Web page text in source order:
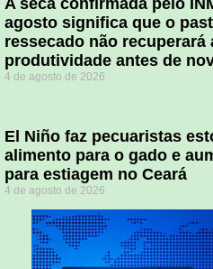
A seca confirmada pelo
agosto significa que o
ressecado não recuperará
produtividade antes de
4 de agosto de 2026
El Niño faz pecuaristas
alimento para o gado e
para estiagem no Ceará
4 de agosto de 2026